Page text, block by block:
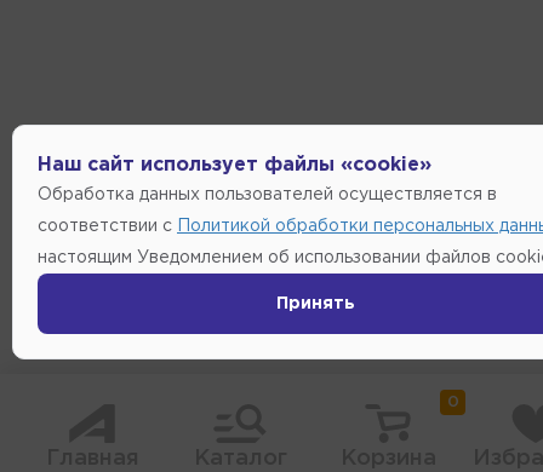
0
Наш сайт использует файлы «cookie»
Обработка данных пользователей осуществляется в
соответствии с Политикой обработки персональных
настоящим Уведомлением об использовании файлов
Принять